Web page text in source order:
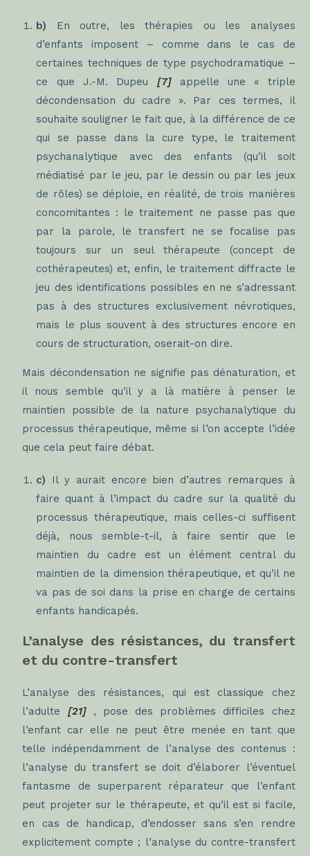
b) En outre, les thérapies ou les analyses
d’enfants imposent – comme dans le cas de
certaines techniques de type psychodramatique –
ce que J.-M. Dupeu [7] appelle une « triple
décondensation du cadre ». Par ces termes, il
souhaite souligner le fait que, à la différence de ce
qui se passe dans la cure type, le traitement
psychanalytique avec des enfants (qu’il soit
médiatisé par le jeu, par le dessin ou par les jeux
de rôles) se déploie, en réalité, de trois manières
concomitantes : le traitement ne passe pas que
par la parole, le transfert ne se focalise pas
toujours sur un seul thérapeute (concept de
cothérapeutes) et, enfin, le traitement diffracte le
jeu des identifications possibles en ne s’adressant
pas à des structures exclusivement névrotiques,
mais le plus souvent à des structures encore en
cours de structuration, oserait-on dire.
Mais décondensation ne signifie pas dénaturation, et
il nous semble qu’il y a là matière à penser le
maintien possible de la nature psychanalytique du
processus thérapeutique, même si l’on accepte l’idée
que cela peut faire débat.
c) Il y aurait encore bien d’autres remarques à
faire quant à l’impact du cadre sur la qualité du
processus thérapeutique, mais celles-ci suffisent
déjà, nous semble-t-il, à faire sentir que le
maintien du cadre est un élément central du
maintien de la dimension thérapeutique, et qu’il ne
va pas de soi dans la prise en charge de certains
enfants handicapés.
L’analyse des résistances, du transfert
et du contre-transfert
L’analyse des résistances, qui est classique chez
l’adulte [21] , pose des problèmes difficiles chez
l’enfant car elle ne peut être menée en tant que
telle indépendamment de l’analyse des contenus :
l’analyse du transfert se doit d’élaborer l’éventuel
fantasme de superparent réparateur que l’enfant
peut projeter sur le thérapeute, et qu’il est si facile,
en cas de handicap, d’endosser sans s’en rendre
explicitement compte ; l’analyse du contre-transfert